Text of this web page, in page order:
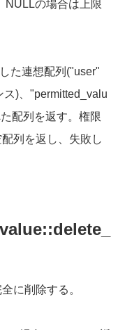
NULLの場合は上限
た連想配列("user"
)、"permitted_valu
配列を返す。権限
列を返し、失敗し
に削除する。